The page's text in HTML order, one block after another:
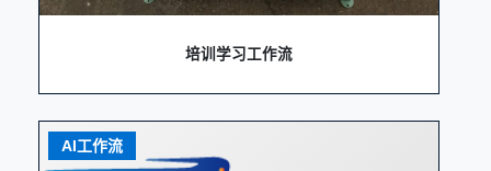
培训学习工作流
AI工作流